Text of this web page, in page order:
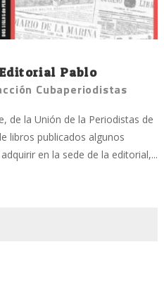
Pablo
Cubaperiodistas
de la Unión de la Periodistas de
libros publicados algunos
en la sede de la editorial,...